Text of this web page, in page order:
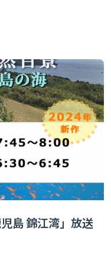
島 錦江湾」放送